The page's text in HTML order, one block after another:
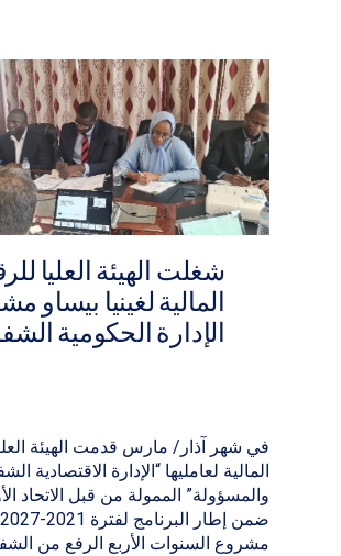
شغلت الهيئة العليا
المالية لغينيا بيساو
الإدارة الحكومية
في شهر آذار/ مارس قدمت الهيئة
المالية لعامليها “الإدارة الاقتصادية
والمسؤولة” الممولة من قبل الاتحاد
مشروع السنوات الأربع الرفع من